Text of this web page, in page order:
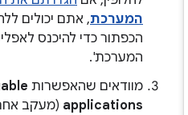
המערכת, אתם יכולים
הכפתור כדי להיכנס
המערכת'.
מוודאים שהאפשרות
applications(מעקב